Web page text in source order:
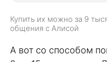
Купить их можно за 9
общения с Алисой
А вот со способом